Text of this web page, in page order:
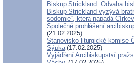
Biskup Strickland: Odvaha
Biskup Strickland vyzývá
sodomie“, která napadá Církev
Společné prohlášení
(21.02.2025)
Stanovisko liturgické komise
Sýpka(17.02.2025)
Vyjádření Arcibiskupství